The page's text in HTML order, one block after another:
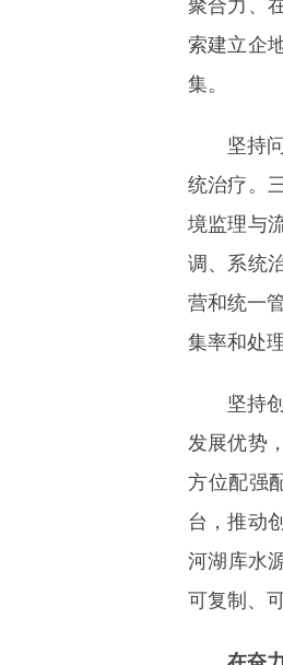
聚合力、
索建立企
集。
坚持
统治疗。
境监理与
调、系统
营和统一
集率和处
坚持
发展优势
方位配强
台，推动
河湖库水
可复制、